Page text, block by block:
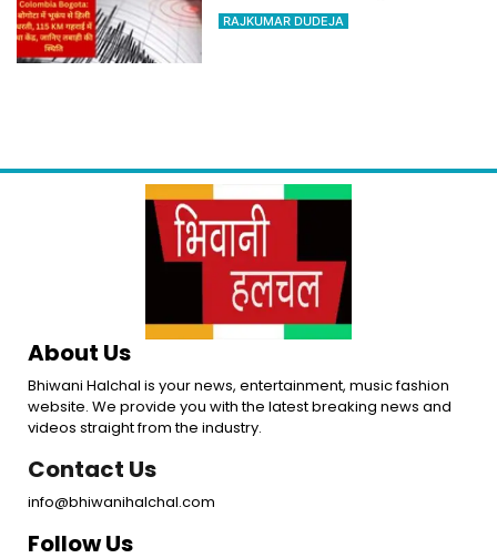
धरती, 115 KM गहराई में था केंद्र,
RAJKUMAR DUDEJA
About Us
Bhiwani Halchal is your news, entertainment, music fashion
website. We provide you with the latest breaking news and
videos straight from the industry.
Contact Us
info@bhiwanihalchal.com
Follow Us